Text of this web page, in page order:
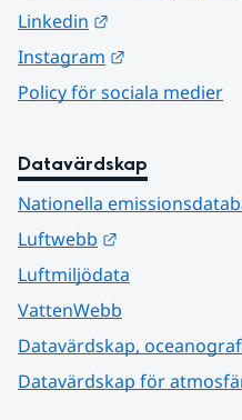
Linkedin
Instagram
Policy för sociala medier
Datavärdskap
Nationella
Luftwebb
Luftmiljödata
VattenWebb
Datavärdskap,
Datavärdskap för